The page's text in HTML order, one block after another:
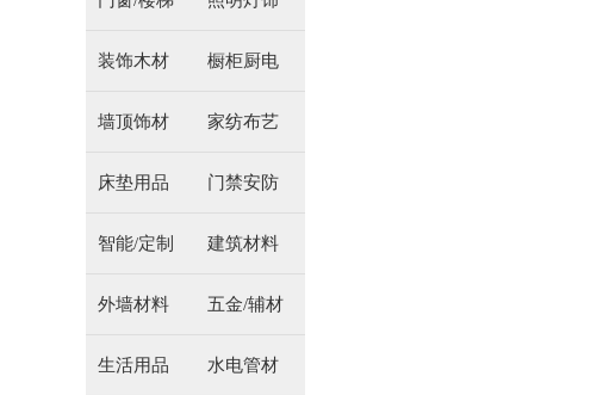
装饰木材 橱柜厨电
墙顶饰材 家纺布艺
床垫用品 门禁安防
智能/定制 建筑材料
外墙材料 五金/辅材
生活用品 水电管材